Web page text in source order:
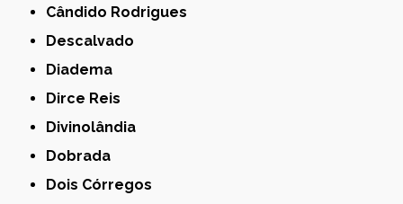
Cândido Rodrigues
Descalvado
Diadema
Dirce Reis
Divinolândia
Dobrada
Dois Córregos